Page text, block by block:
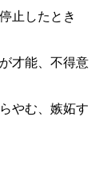
止したとき
才能、不得意
やむ、嫉妬す